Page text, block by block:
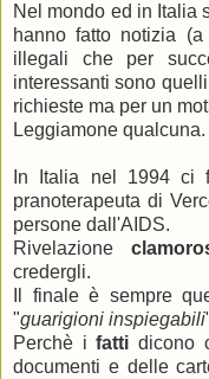
Nel mondo ed in Italia
hanno fatto notizia
illegali che per
interessanti sono
richieste ma per un
Leggiamone qualcuna.
In Italia nel 1994 ci
pranoterapeuta di
persone dall'AIDS.
Rivelazione
credergli.
Il finale è sempre
"guarigioni inspiegabili
Perchè ifattidicono
documenti e delle